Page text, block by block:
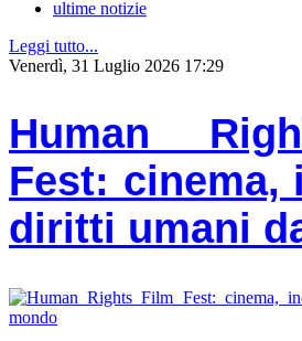
ultime notizie
Leggi tutto...
Venerdì, 31 Luglio 2026 17:29
Human
Fest: cinema,
diritti umani